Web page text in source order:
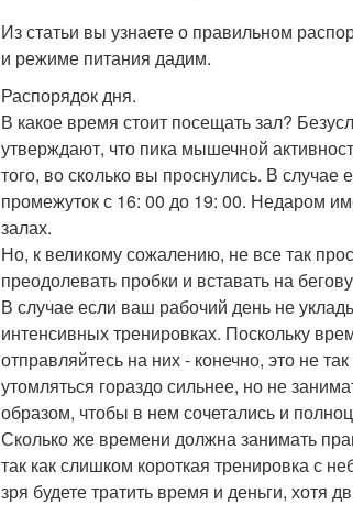
Из статьи вы узнаете о правильном
и режиме питания дадим.
Распорядок дня.
В какое время стоит посещать зал?
утверждают, что пика мышечной
того, во сколько вы проснулись. В случае
промежуток с 16: 00 до 19: 00. Недаром
залах.
Но, к великому сожалению, не все так
преодолевать пробки и вставать на
В случае если ваш рабочий день не
интенсивных тренировках. Поскольку
отправляйтесь на них - конечно, это не
утомляться гораздо сильнее, но не
образом, чтобы в нем сочетались и
Сколько же времени должна занимать
так как слишком короткая тренировка с
зря будете тратить время и деньги, хотя